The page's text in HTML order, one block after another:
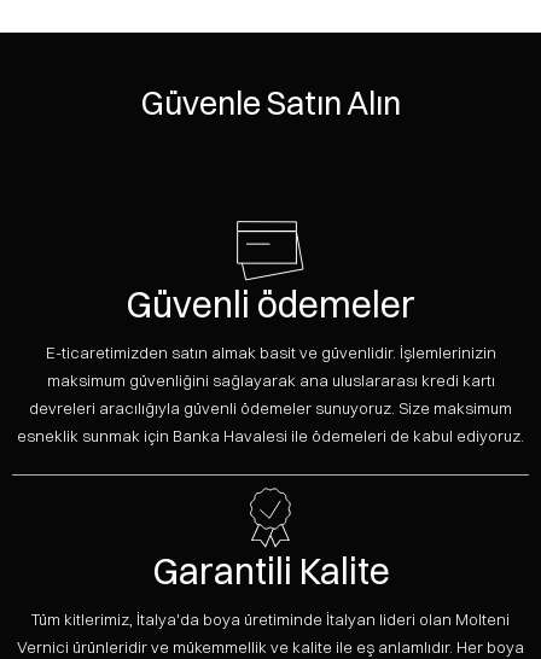
Güvenle Satın Alın
Güvenli ödemeler
E-ticaretimizden satın almak basit ve güvenlidir. İşlemlerinizin
maksimum güvenliğini sağlayarak ana uluslararası kredi kartı
devreleri aracılığıyla güvenli ödemeler sunuyoruz. Size maksimum
esneklik sunmak için Banka Havalesi ile ödemeleri de kabul ediyoruz.
Garantili Kalite
Tüm kitlerimiz, İtalya'da boya üretiminde İtalyan lideri olan Molteni
Vernici ürünleridir ve mükemmellik ve kalite ile eş anlamlıdır. Her boya